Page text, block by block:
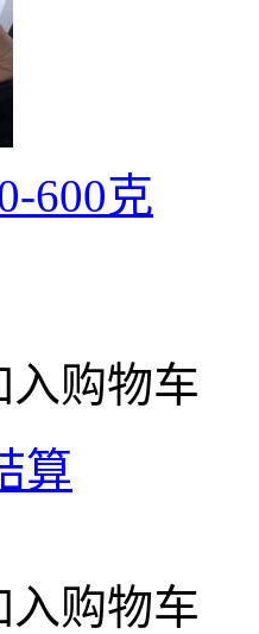
600克
入购物车
算
入购物车